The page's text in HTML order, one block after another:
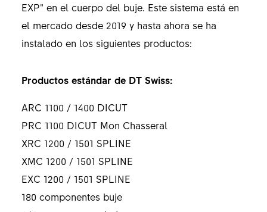
EXP" en el cuerpo del buje. Este sistema está en
el mercado desde 2019 y hasta ahora se ha
instalado en los siguientes productos:
Productos estándar de DT Swiss:
ARC 1100 / 1400 DICUT
PRC 1100 DICUT Mon Chasseral
XRC 1200 / 1501 SPLINE
XMC 1200 / 1501 SPLINE
EXC 1200 / 1501 SPLINE
180 componentes buje